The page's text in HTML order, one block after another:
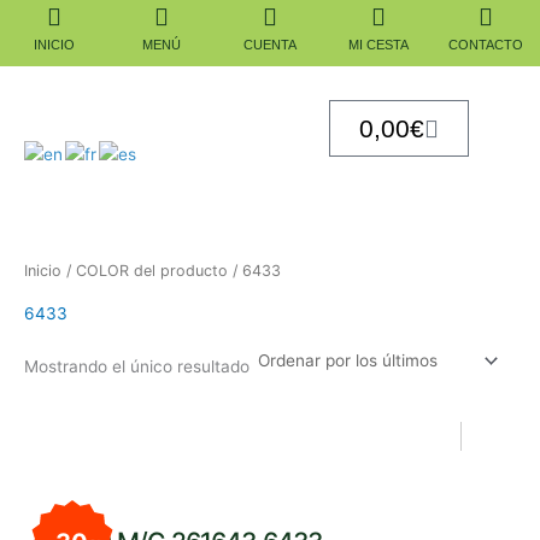
contenido
INICIO MENÚ CUENTA MI CESTA CONTACTO
0,00€Carrito
Inicio / COLOR del producto / 6433
6433
Mostrando el único resultado
originalactual